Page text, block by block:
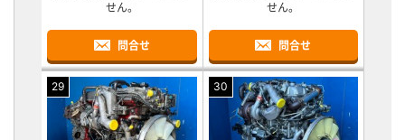
せん。
問合せ
せん。
問合せ
29 30